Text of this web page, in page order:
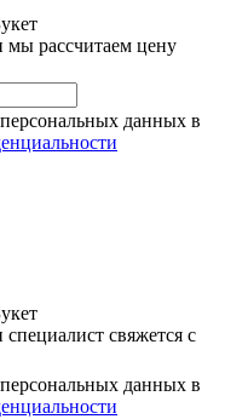
мы рассчитаем цену
данных в
свяжется с
данных в